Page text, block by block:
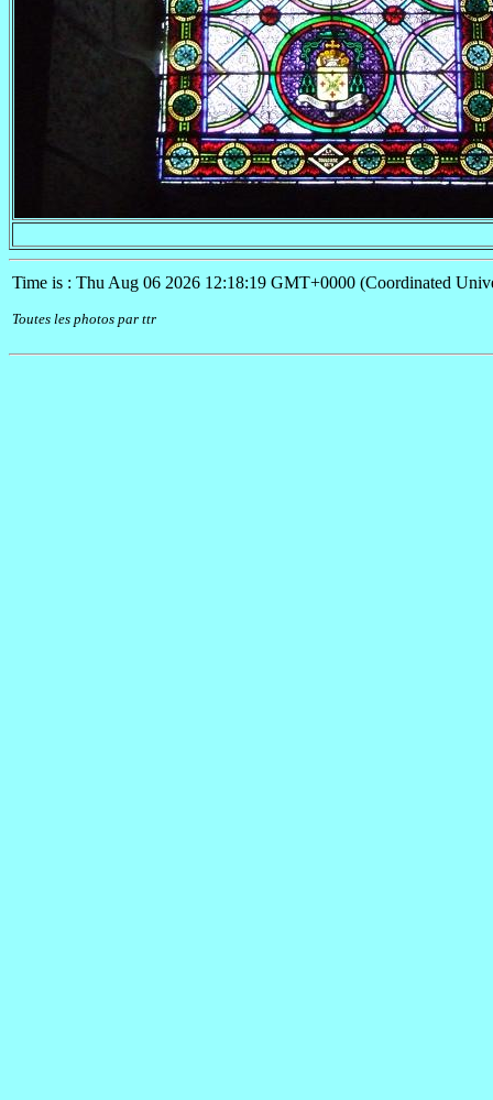
Time is : Thu Aug 06 2026 12:18:19 GMT+0000 (Coordinated
Toutes les photos par ttr